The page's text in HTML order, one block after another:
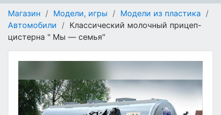
Магазин / Модели, игры / Модели из пластика /
Автомобили / Классический молочный прицеп-
цистерна " Мы — семья"